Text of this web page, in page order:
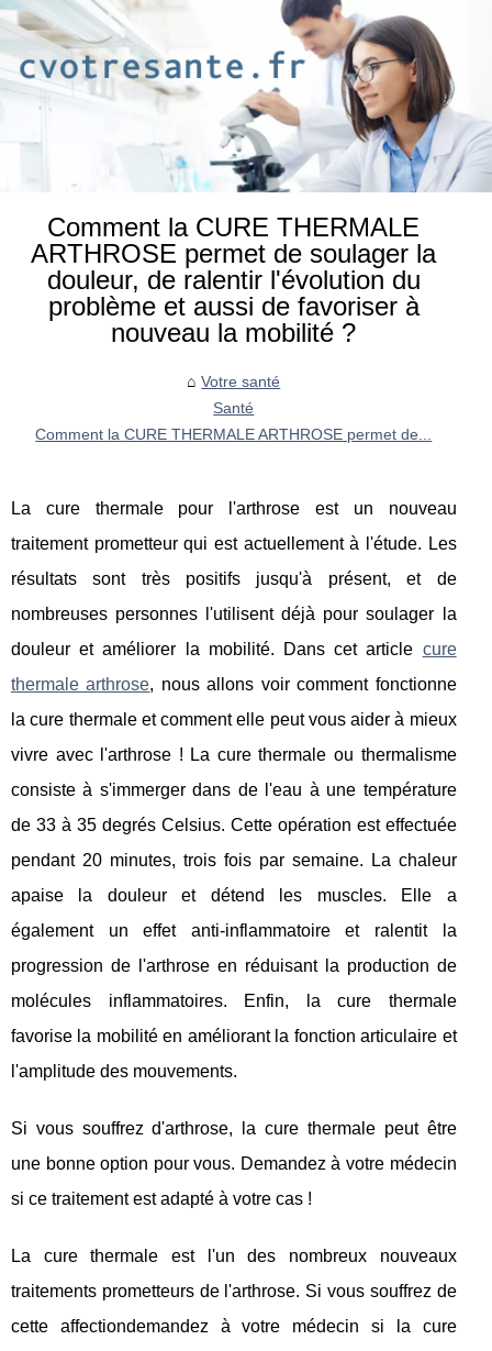
Comment la ‎CURE THERMALE
ARTHROSE‎ permet de soulager la
douleur, de ralentir l'évolution du
problème et aussi de favoriser à
nouveau la mobilité ?
Votre santé
Santé
Comment la ‎CURE THERMALE ARTHROSE‎ permet de...
La cure thermale pour l'arthrose est un nouveau
traitement prometteur qui est actuellement à l'étude. Les
résultats sont très positifs jusqu'à présent, et de
nombreuses personnes l'utilisent déjà pour soulager la
douleur et améliorer la mobilité. Dans cet article cure
thermale arthrose, nous allons voir comment fonctionne
la cure thermale et comment elle peut vous aider à mieux
vivre avec l'arthrose ! La cure thermale ou thermalisme
consiste à s'immerger dans de l'eau à une température
de 33 à 35 degrés Celsius. Cette opération est effectuée
pendant 20 minutes, trois fois par semaine. La chaleur
apaise la douleur et détend les muscles. Elle a
également un effet anti-inflammatoire et ralentit la
progression de l'arthrose en réduisant la production de
molécules inflammatoires. Enfin, la cure thermale
favorise la mobilité en améliorant la fonction articulaire et
l'amplitude des mouvements.
Si vous souffrez d'arthrose, la cure thermale peut être
une bonne option pour vous. Demandez à votre médecin
si ce traitement est adapté à votre cas !
La cure thermale est l'un des nombreux nouveaux
traitements prometteurs de l'arthrose. Si vous souffrez de
cette affectiondemandez à votre médecin si la cure